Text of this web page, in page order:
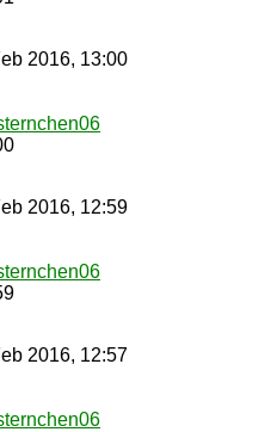
2016, 13:00
2016, 12:59
2016, 12:57